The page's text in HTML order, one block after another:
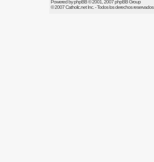
Powered byphpBB© 2001, 2007 phpBB Group
© 2007Catholic.netInc. - Todos los derechos reservados